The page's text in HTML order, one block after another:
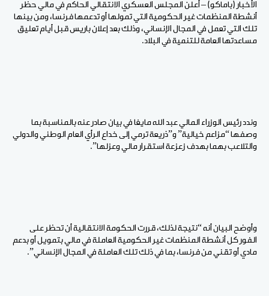
الأخبار (باماكو) – أعلن المجلس العسكري الانتقالي الحاكم في مالي حظر
أنشطة المنظمات غير الحكومية التي تمولها أو تدعمها فرنسا، ومن بينها
تلك التي تعمل في المجال الإنساني، وذلك بعد إعلان باريس قبل أيام تعليق
مساعدتها العامة للتنمية في البلاد.
وندد رئيس الوزراء المالي عبد الله مايغا في بيان صادر عنه بالمناسبة بما
وصفها “مزاعم خيالية” و”ذريعة ترمي إلى خداع الرأي العام الوطني والدولي
والتلاعب بهما بهدف زعزعة استقرار مالي وعزلها”.
وأوضح البيان أنه “نتيجة لذلك، قررت الحكومة الانتقالية أن تحظر على
الفور كل أنشطة المنظمات غير الحكومية العاملة في مالي بتمويل أو بدعم
مادي أو تقني من فرنسا، بما في ذلك تلك العاملة في المجال الإنساني”.